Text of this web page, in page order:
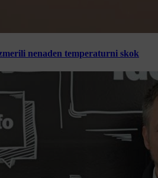
nenaden temperaturni skok